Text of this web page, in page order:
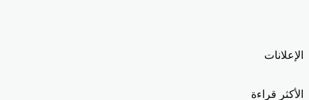
الإعلانات
الأكثر قراءة